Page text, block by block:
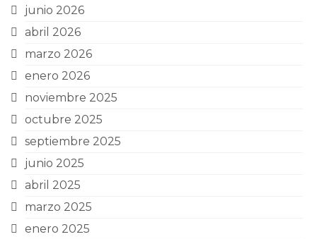
junio 2026
abril 2026
marzo 2026
enero 2026
noviembre 2025
octubre 2025
septiembre 2025
junio 2025
abril 2025
marzo 2025
enero 2025